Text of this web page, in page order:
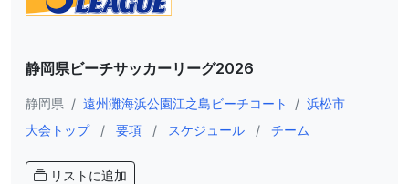
静岡県ビーチサッカーリーグ2026
静岡県 / 遠州灘海浜公園江之島ビーチコート / 浜松市
大会トップ
/ 要項 / スケジュール / チーム
リストに追加